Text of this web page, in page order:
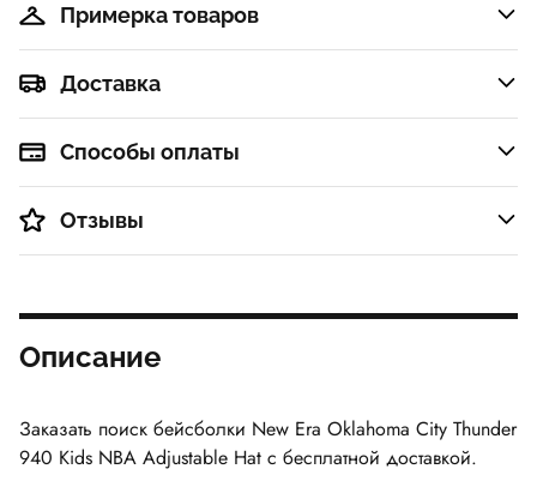
Примерка товаров
Доставка
Способы оплаты
Отзывы
Описание
Заказать поиск бейсболки New Era Oklahoma City Thunder
940 Kids NBA Adjustable Hat с бесплатной доставкой.